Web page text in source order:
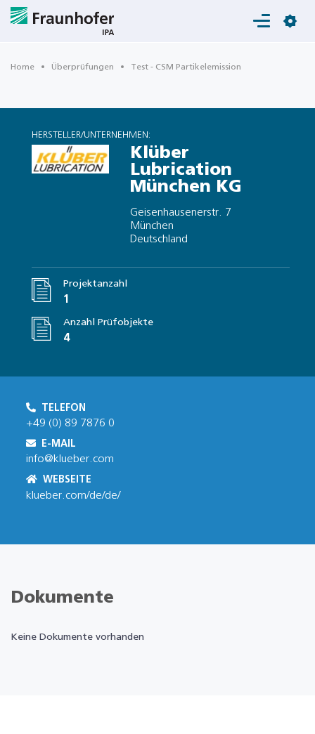
Login
Home Überprüfungen Test - CSM Partikelemission
HERSTELLER/UNTERNEHMEN:
Klüber
Lubrication
München KG
Geisenhausenerstr. 7
München
Deutschland
Projektanzahl
1
Anzahl Prüfobjekte
4
TELEFON
+49 (0) 89 7876 0
E-MAIL
info@klueber.com
WEBSEITE
klueber.com/de/de/
Dokumente
Keine Dokumente vorhanden